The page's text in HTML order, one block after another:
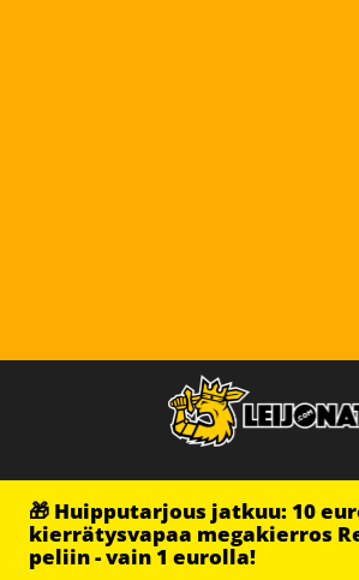
🎁 Huipputarjous jatkuu: 10
kierrätysvapaa megakierros
peliin - vain 1 eurolla!